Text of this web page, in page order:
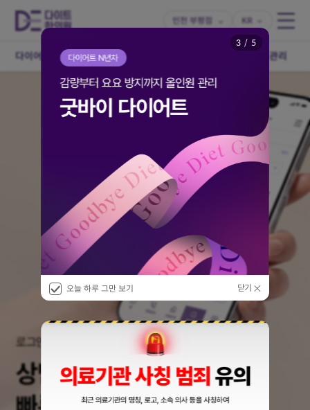
3 / 5
오늘 하루 그만 보기 닫기
인천 부평점 KR
다이어트 치료 다이어트 한약 체형관리